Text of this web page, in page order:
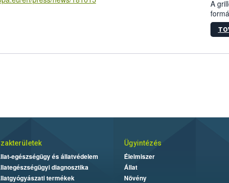
A
a
egészségügy és állatvédelem
diagnosztika
termékek
Ügyintézés
Élelmiszer
Állat
Növény